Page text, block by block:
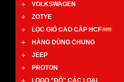
VOLKSWAGEN
ZOTYE
LỌC GIÓ CAO CẤP HCF
HÀNG DÙNG CHUNG
JEEP
PROTON
LOGO "ĐỘ" CÁC LOẠI